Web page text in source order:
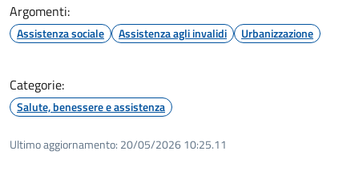
Argomenti:
Assistenza sociale Assistenza agli invalidi Urbanizzazione
Categorie:
Salute, benessere e assistenza
Ultimo aggiornamento: 20/05/2026 10:25.11